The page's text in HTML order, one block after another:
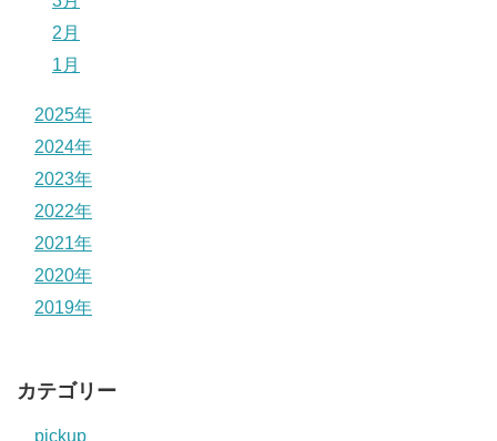
2月
1月
2025年
2024年
2023年
2022年
2021年
2020年
2019年
カテゴリー
pickup